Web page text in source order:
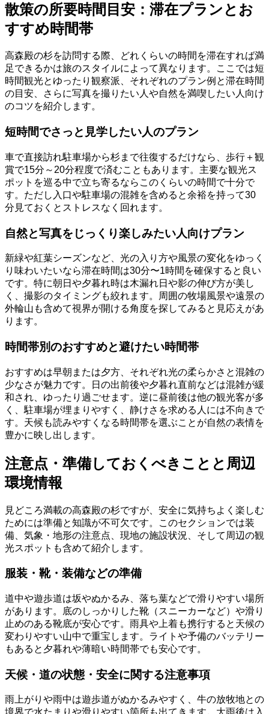
散策の所要時間目安：滞在プランとお
すすめ時間帯
高森殿の杉を訪問する際、どれくらいの時間を滞在すれば満
足できるかは旅のスタイルによって異なります。ここでは短
時間観光とゆったり観察派、それぞれのプラン例と滞在時間
の目安、さらに写真を撮りたい人や自然を満喫したい人向け
のコツを紹介します。
短時間でさっと見学したい人のプラン
車で直接訪れ駐車場から杉まで往復するだけなら、歩行＋観
賞で15分～20分程度で済むこともあります。主要な観光ス
ポットを巡る中で立ち寄るならこのくらいの時間で十分で
す。ただし入口や駐車場の混雑を含めると余裕を持って30
分見ておくとストレスなく回れます。
自然と写真をじっくり楽しみたい人向けプラン
新緑や紅葉シーズンなど、光の入り方や風景の変化をゆっく
り味わいたいなら滞在時間は30分〜1時間を確保すると良い
です。特に朝日や夕暮れ時は木漏れ日や影の伸び方が美し
く、撮影のタイミングも絞れます。周囲の牧場風景や遠景の
外輪山も含めて視界が開ける角度を探してみると見応えがあ
ります。
時間帯別のおすすめと避けたい時間帯
おすすめは早朝または夕方、それぞれ光の柔らかさと混雑の
少なさが魅力です。日の出前後や夕暮れ直前などは混雑が緩
和され、ゆったり過ごせます。逆に昼前後は他の観光客が多
く、駐車場が埋まりやすく、静けさを求める人には不向きで
す。天候も読みやすくなる時間帯を選ぶことが自然の表情を
豊かに映し出します。
注意点・準備しておくべきことと周辺
環境情報
見どころ満載の高森殿の杉ですが、安全に気持ちよく楽しむ
ためには準備と知識が不可欠です。このセクションでは装
備、気象・地形の注意点、現地の施設状況、そして周辺の観
光スポットも含めて紹介します。
服装・靴・装備などの準備
道中や遊歩道は坂やぬかるみ、落ち葉などで滑りやすい場所
があります。底のしっかりした靴（スニーカーなど）や滑り
止めのある靴底が安心です。雨具や上着も携行すると天候の
変わりやすい山中で重宝します。ライトや予備のバッテリー
もあると夕暮れや薄暗い時間帯でも安心です。
天候・道の状態・安全に関する注意事項
雨上がりや雨中は遊歩道がぬかるみやすく、牛の放牧地との